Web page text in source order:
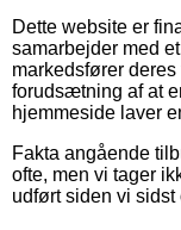
Dette website er
samarbejder med
markedsfører
forudsætning af at
hjemmeside laver
Fakta angående
ofte, men vi tager
udført siden vi sidst